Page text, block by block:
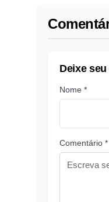
Deixe
Nome *
Comentário *